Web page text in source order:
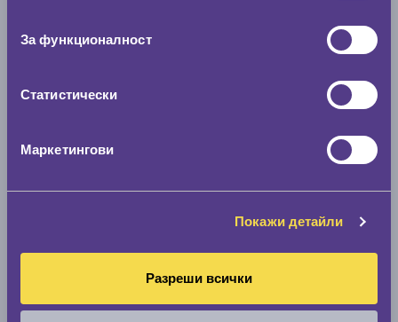
За функционалност
Статистически
Маркетингови
Покажи детайли
Разреши всички
Скоростомер при 100